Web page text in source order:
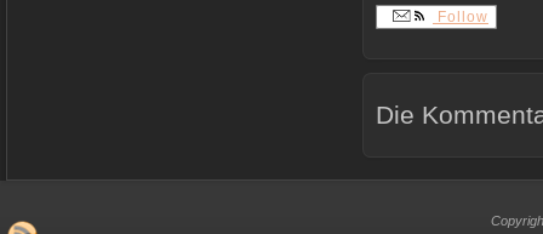
Follow
Die